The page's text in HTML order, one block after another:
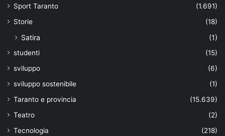
Sport Taranto
(1.691)
Storie
(18)
Satira (1)
studenti
(15)
sviluppo
(6)
sviluppo sostenibile
(1)
Taranto e provincia
(15.639)
Teatro
(2)
Tecnologia
(218)